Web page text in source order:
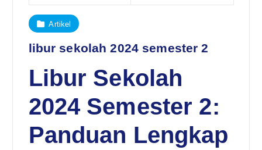
Artikel
libur sekolah 2024 semester 2
Libur Sekolah
2024 Semester 2:
Panduan Lengkap